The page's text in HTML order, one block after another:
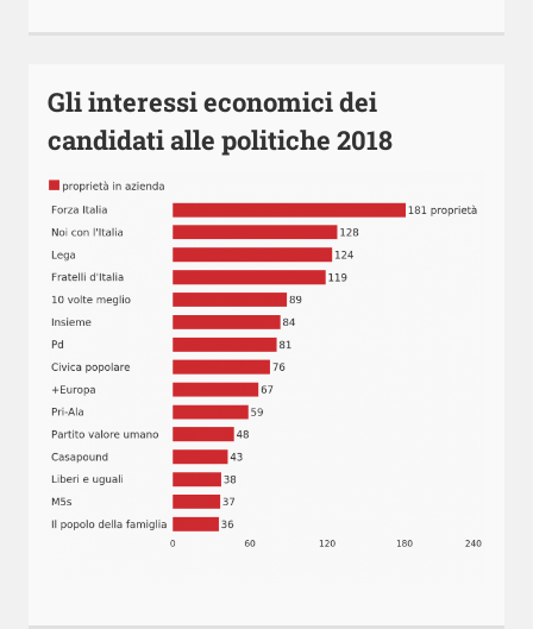
Gli interessi economici dei
candidati alle politiche 2018